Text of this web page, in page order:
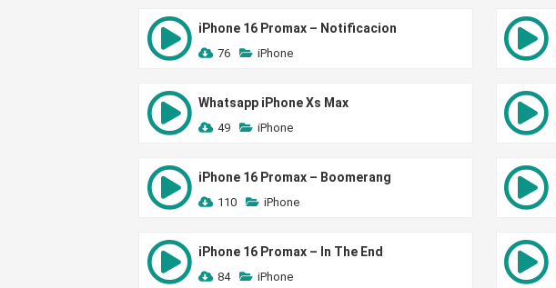
iPhone 16 Promax – Notificacion
76 iPhone
Whatsapp iPhone Xs Max
49 iPhone
iPhone 16 Promax – Boomerang
110 iPhone
iPhone 16 Promax – In The End
84 iPhone